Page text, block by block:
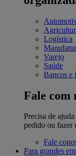
Logística
Varejo
Saúde
Bancos e
Fale com
Precisa de
pedido ou fazer
Fale
Para grandes